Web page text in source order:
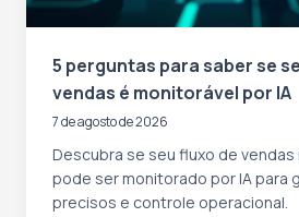
5 perguntas para saber se
vendas é monitorável por IA
7 de agosto de 2026
Descubra se seu fluxo de vendas
pode ser monitorado por IA para
precisos e controle operacional.